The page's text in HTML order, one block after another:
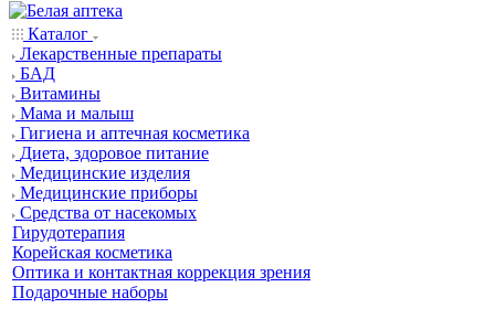
Каталог
Лекарственные препараты
БАД
Витамины
Мама и малыш
Гигиена и аптечная косметика
Диета, здоровое питание
Медицинские изделия
Медицинские приборы
Средства от насекомых
Гирудотерапия
Корейская косметика
Оптика и контактная коррекция зрения
Подарочные наборы